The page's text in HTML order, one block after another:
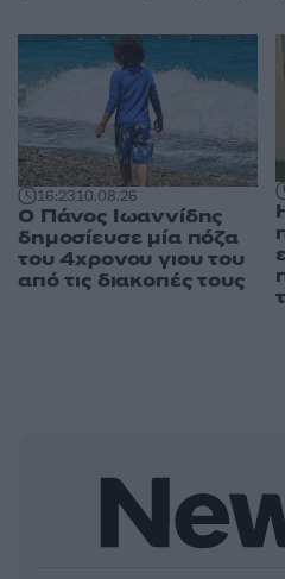
16:2310.08.26
Ο Πάνος Ιωαννίδης
δημοσίευσε μία πόζα
του 4χρονου γιου του
από τις διακοπές τους